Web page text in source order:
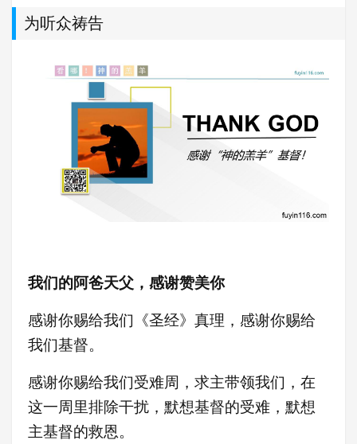
为听众祷告
我们的阿爸天父，感谢赞美你
感谢你赐给我们《圣经》真理，感谢你赐给
我们基督。
感谢你赐给我们受难周，求主带领我们，在
这一周里排除干扰， 默想基督的受难，默想
主基督的救恩。